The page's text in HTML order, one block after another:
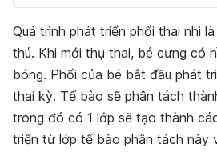
Quá trình phát triển phổi thai nhi
thú. Khi mới thụ thai, bé cưng có
bóng. Phổi của bé bắt đầu phát
thai kỳ. Tế bào sẽ phân tách
trong đó có 1 lớp sẽ tạo thành
triển từ lớp tế bào phân tách này